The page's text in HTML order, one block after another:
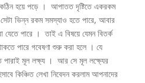
হয়ে পড়ে । আপাতত দৃষ্টিতে একরকম
ভিন্ন রকম সমস্যাও হতে পারে, আবার
যেতে পারে । তাই এ বিষয়ে যেমন বিতর্ক
পারে গবেষণা শুরু করা হলে । যে
পারাই মূল লক্ষ্য । আর সে মূল লক্ষ্যের
কিঞ্চিত লেখা নিবেদন করলাম আপনাদের